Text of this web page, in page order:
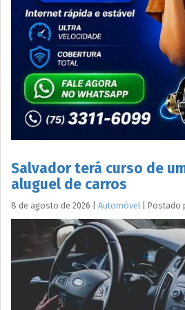
Salvador terá curso de
aluguel de carros
8 de agosto de 2026 Automóvel Postado